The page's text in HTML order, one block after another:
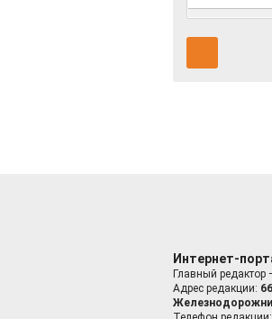
Интернет-
Главный редактор
Адрес редакции: